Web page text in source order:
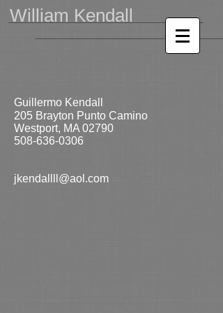
William Kendall
Guillermo Kendall
205 Brayton Punto Camino
Westport, MA 02790
508-636-0306
jkendallll@aol.com